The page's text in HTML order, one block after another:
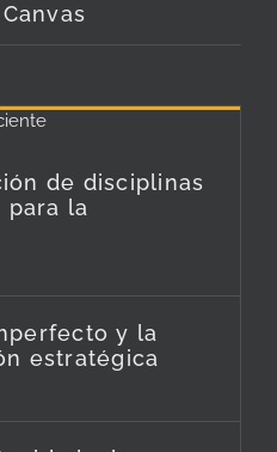
de disciplinas
para la
y la
estratégica